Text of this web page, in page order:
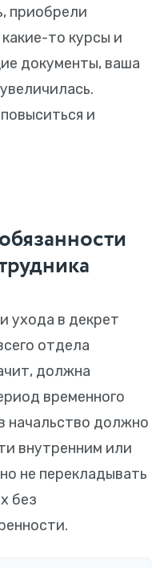
приобрели
то курсы и
документы, ваша
и
ухода в декрет
отдела
должна
временного
начальство должно
внутренним или
не перекладывать
без